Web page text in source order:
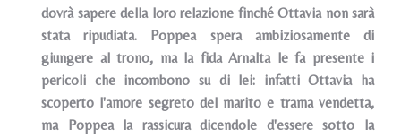
dovrà sapere della loro relazione finché Ottavia non sarà
stata ripudiata. Poppea spera ambiziosamente di
giungere al trono, ma la fida Arnalta le fa presente i
pericoli che incombono su di lei: infatti Ottavia ha
scoperto l'amore segreto del marito e trama vendetta,
ma Poppea la rassicura dicendole d'essere sotto la